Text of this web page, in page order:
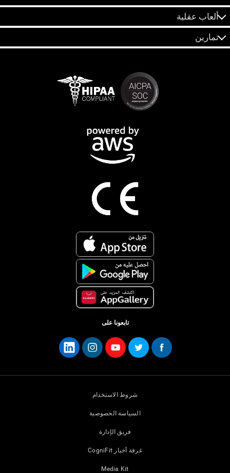
ألعاب عقلية
تمارين
تابعونا على
شروط الاستخدام
السياسة الخصوصية
فريق الإدارة
غرفة أخبار CogniFit
Media Kit